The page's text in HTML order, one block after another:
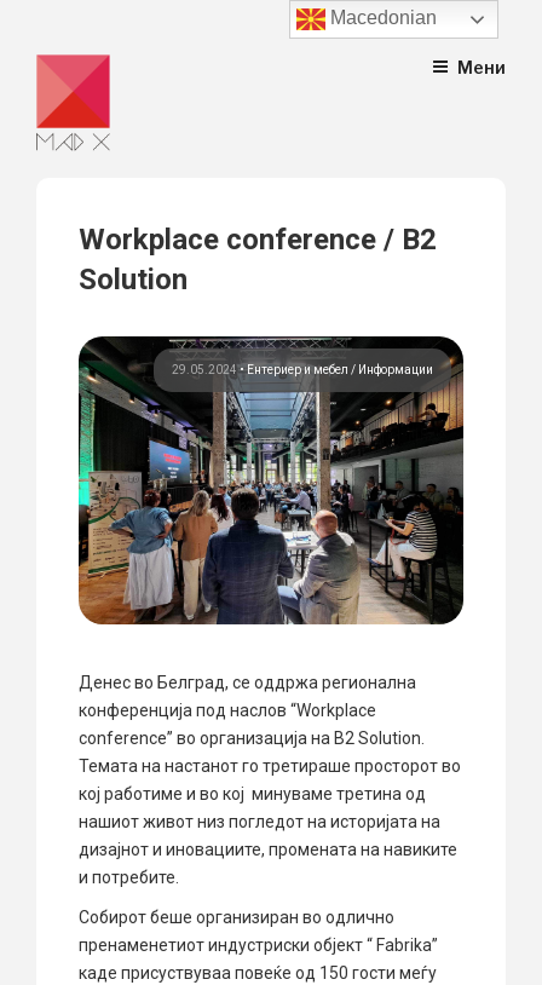
content
Мени
Workplace conference / B2
Solution
29.05.2024•Ентериер и мебел Информации
Денес во Белград, се оддржа регионална
конференција под наслов “Workplace
conference” во организација на B2 Solution.
Темата на настанот го третираше просторот во
кој работиме и во кој минуваме третина од
нашиот живот низ погледот на историјата на
дизајнот и иновациите, промената на навиките
и потребите.
Собирот беше организиран во одлично
пренаменетиот индустриски објект “ Fabrika”
каде присуствуваа повеќе од 150 гости меѓу
Macedonian